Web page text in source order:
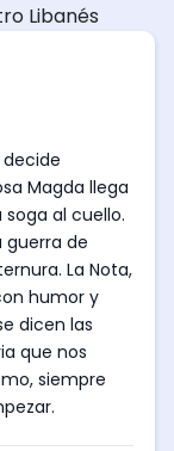
Libanés
decide
Magda llega
al cuello.
guerra de
La Nota,
humor y
dicen las
que nos
siempre